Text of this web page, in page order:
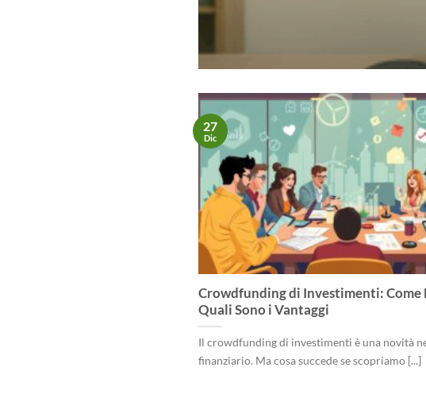
Crowdfunding di Investimenti: Come
Quali Sono i Vantaggi
Il crowdfunding di investimenti è una novità
finanziario. Ma cosa succede se scopriamo [...]
27
Dic